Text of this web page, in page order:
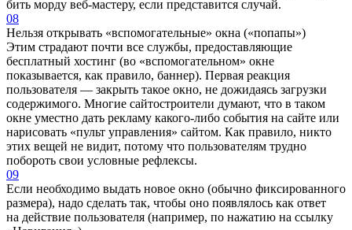
бить морду веб-мастеру, если представится случай.
08
Нельзя открывать «вспомогательные» окна («попапы»)
Этим страдают почти все службы, предоставляющие
бесплатный хостинг (во «вспомогательном» окне
показывается, как правило, баннер). Первая реакция
пользователя — закрыть такое окно, не дожидаясь загрузки
содержимого. Многие сайтостроители думают, что в таком
окне уместно дать рекламу какого-либо события на сайте или
нарисовать «пульт управления» сайтом. Как правило, никто
этих вещей не видит, потому что пользователям трудно
побороть свои условные рефлексы.
09
Если необходимо выдать новое окно (обычно фиксированного
размера), надо сделать так, чтобы оно появлялось как ответ
на действие пользователя (например, по нажатию на ссылку